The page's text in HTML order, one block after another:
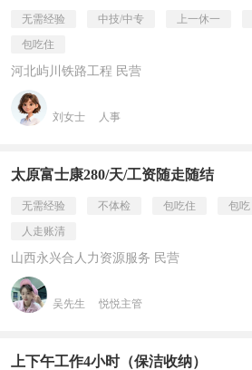
无需经验 中技/中专 上一休一
包吃住
河北屿川铁路工程 民营
刘女士 人事
太原富士康280/天/工资随走随结
无需经验 不体检 包吃住 包吃
人走账清
山西永兴合人力资源服务 民营
吴先生 悦悦主管
上下午工作4小时（保洁收纳）